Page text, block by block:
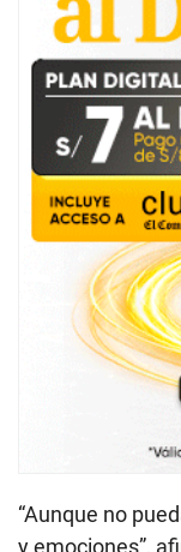
“Aunque no
y emociones”,